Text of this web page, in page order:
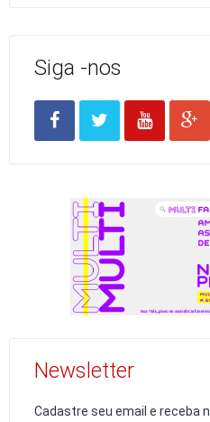
Siga -nos
Newsletter
Cadastre seu email e receba